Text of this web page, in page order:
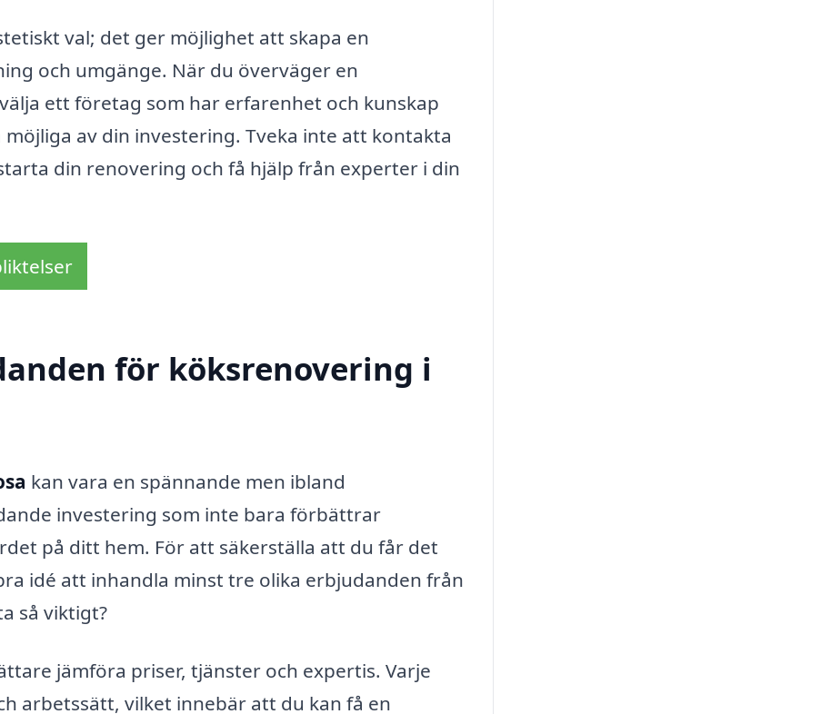
val; det ger möjlighet att skapa en
och umgänge. När du överväger en
ett företag som har erfarenhet och kunskap
av din investering. Tveka inte att kontakta
din renovering och få hjälp från experter i din
för köksrenovering i
kan vara en spännande men ibland
investering som inte bara förbättrar
på ditt hem. För att säkerställa att du får det
idé att inhandla minst tre olika erbjudanden från
så viktigt?
jämföra priser, tjänster och expertis. Varje
arbetssätt, vilket innebär att du kan få en